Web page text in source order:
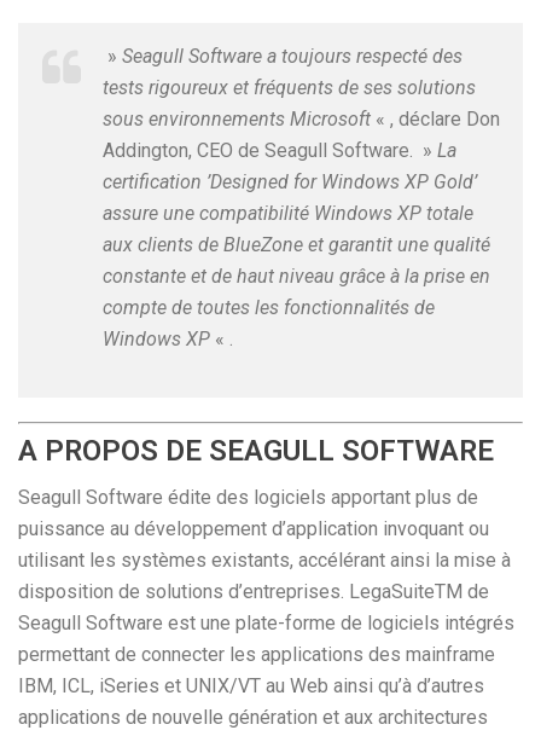
» Seagull Software a toujours respecté des
tests rigoureux et fréquents de ses solutions
sous environnements Microsoft « , déclare Don
Addington, CEO de Seagull Software. » La
certification ’Designed for Windows XP Gold’
assure une compatibilité Windows XP totale
aux clients de BlueZone et garantit une qualité
constante et de haut niveau grâce à la prise en
compte de toutes les fonctionnalités de
Windows XP « .
A PROPOS DE SEAGULL SOFTWARE
Seagull Software édite des logiciels apportant plus de
puissance au développement d’application invoquant ou
utilisant les systèmes existants, accélérant ainsi la mise à
disposition de solutions d’entreprises. LegaSuiteTM de
Seagull Software est une plate-forme de logiciels intégrés
permettant de connecter les applications des mainframe
IBM, ICL, iSeries et UNIX/VT au Web ainsi qu’à d’autres
applications de nouvelle génération et aux architectures